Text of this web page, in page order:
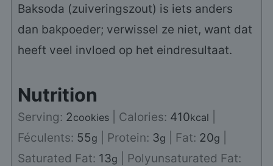
Baksoda (zuiveringszout) is iets anders
dan bakpoeder; verwissel ze niet, want dat
heeft veel invloed op het eindresultaat.
Nutrition
Serving: 2cookies| Calories: 410kcal
Féculents: 55g Protein: 3g Fat: 20g
Saturated Fat: 13g
Polyunsaturated Fat: